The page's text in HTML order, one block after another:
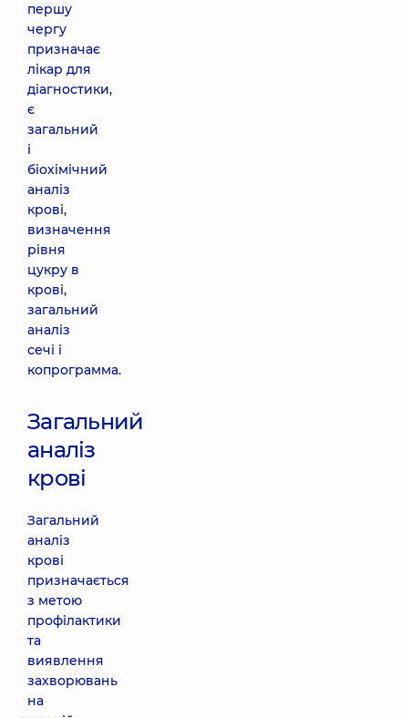
першу
чергу
призначає
лікар для
діагностики,
є
загальний
і
біохімічний
аналіз
крові,
визначення
рівня
цукру в
крові,
загальний
аналіз
сечі і
копрограмма.
Загальний
аналіз
крові
Загальний
аналіз
крові
призначається
з метою
профілактики
та
виявлення
захворювань
на